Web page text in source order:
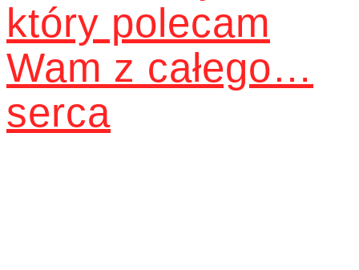
który polecam
Wam z całego…
serca